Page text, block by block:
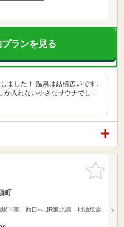
ランを見る
ました！ 温泉は結構広いです。
か入れない小さなサウナでし…
お気に入
りに追加
町
下車、西口へ JR東北線 那須塩原